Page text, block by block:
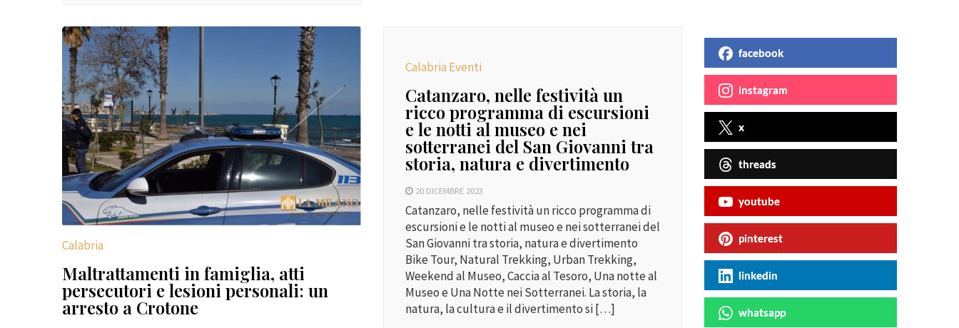
Calabria
Maltrattamenti in famiglia, atti
persecutori e lesioni personali: un
arresto a Crotone
Calabria Eventi
Catanzaro, nelle festività un
ricco programma di escursioni
e le notti al museo e nei
sotterranei del San Giovanni tra
storia, natura e divertimento
20 DICEMBRE 2023
Catanzaro, nelle festività un ricco programma di
escursioni e le notti al museo e nei sotterranei del
San Giovanni tra storia, natura e divertimento
Bike Tour, Natural Trekking, Urban Trekking,
Weekend al Museo, Caccia al Tesoro, Una notte al
Museo e Una Notte nei Sotterranei. La storia, la
natura, la cultura e il divertimento si […]
facebook
instagram
x
threads
youtube
pinterest
linkedin
whatsapp